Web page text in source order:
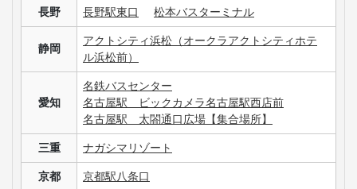
長野 長野駅東口 松本バスターミナル
静岡
アクトシティ浜松（オークラアクトシティホテ
ル浜松前）
愛知
名鉄バスセンター
名古屋駅 ビックカメラ名古屋駅西店前
名古屋駅 太閤通口広場【集合場所】
三重 ナガシマリゾート
京都 京都駅八条口